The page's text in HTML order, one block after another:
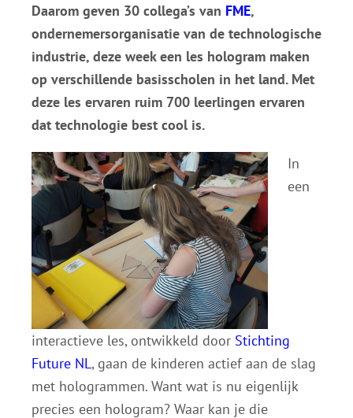
Daarom geven 30 collega’s van FME,
ondernemersorganisatie van de technologische
industrie, deze week een les hologram maken
op verschillende basisscholen in het land. Met
deze les ervaren ruim 700 leerlingen ervaren
dat technologie best cool is.
In
een
interactieve les, ontwikkeld door Stichting
Future NL, gaan de kinderen actief aan de slag
met hologrammen. Want wat is nu eigenlijk
precies een hologram? Waar kan je die